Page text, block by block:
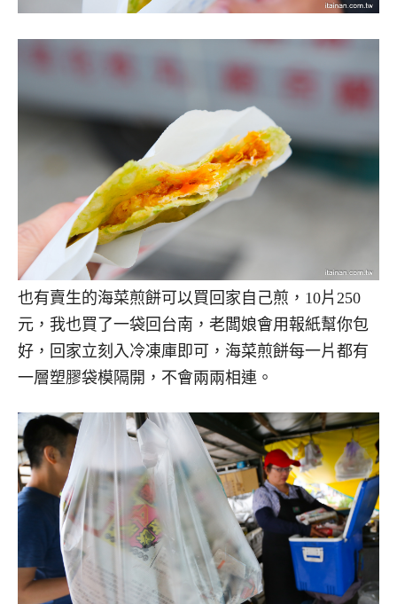
也有賣生的海菜煎餅可以買回家自己煎，10片250
元，我也買了一袋回台南，老闆娘會用報紙幫你包
好，回家立刻入冷凍庫即可，海菜煎餅每一片都有
一層塑膠袋模隔開，不會兩兩相連。